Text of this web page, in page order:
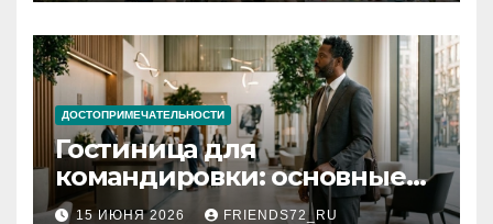
ДОСТОПРИМЕЧАТЕЛЬНОСТИ
Гостиница для
командировки: основные
критерии выбора
15 ИЮНЯ 2026 FRIENDS72_RU